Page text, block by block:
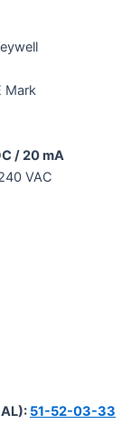
Mark
/ 20 mA
VAC
51-52-03-33